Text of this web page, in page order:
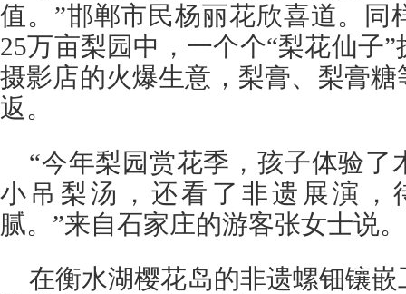
值。”邯郸市民杨丽花欣喜道。同
25万亩梨园中，一个个“梨花仙子
摄影店的火爆生意，梨膏、梨膏
返。
“今年梨园赏花季，孩子体验了
小吊梨汤，还看了非遗展演，
腻。”来自石家庄的游客张女士说。
在衡水湖樱花岛的非遗螺钿镶